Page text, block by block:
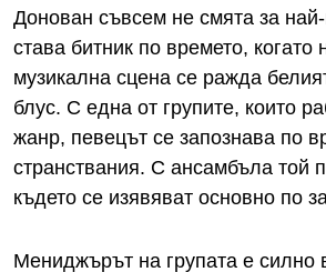
Донован съвсем не смята за
става битник по времето, когато
музикална сцена се ражда
блус. С една от групите, които
жанр, певецът се запознава по
странствания. С ансамбъла той
където се изявяват основно по
Мениджърът на групата е силно